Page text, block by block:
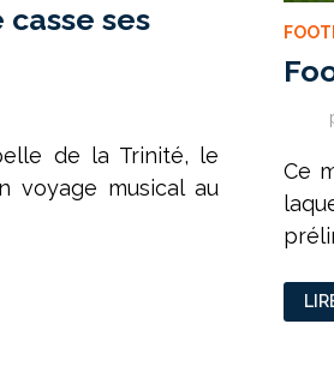
ses
de la Trinité, le
voyage musical au
Ce
:
ÇA